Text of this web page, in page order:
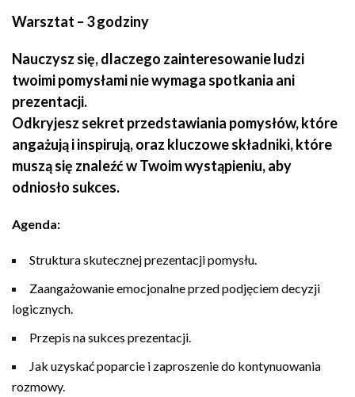
Warsztat – 3 godziny
Nauczysz się, dlaczego zainteresowanie ludzi
twoimi pomysłami nie wymaga spotkania ani
prezentacji.
Odkryjesz sekret przedstawiania pomysłów, które
angażują i inspirują, oraz kluczowe składniki, które
muszą się znaleźć w Twoim wystąpieniu, aby
odniosło sukces.
Agenda:
Struktura skutecznej prezentacji pomysłu.
Zaangażowanie emocjonalne przed podjęciem decyzji
logicznych.
Przepis na sukces prezentacji.
Jak uzyskać poparcie i zaproszenie do kontynuowania
rozmowy.